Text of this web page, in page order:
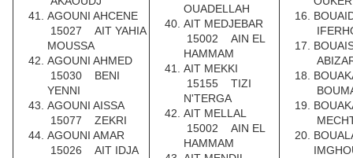
AGOUNI AHCENE
15027 AIT YAHIA
MOUSSA
AGOUNI AHMED
15030 BENI
YENNI
AGOUNI AISSA
15077 ZEKRI
AGOUNI AMAR
15026 AIT IDJA
OUADELLAH
AIT MEDJEBAR
15002 AIN EL
HAMMAM
AIT MEKKI
15155 TIZI
N'TERGA
AIT MELLAL
15002 AIN EL
HAMMAM